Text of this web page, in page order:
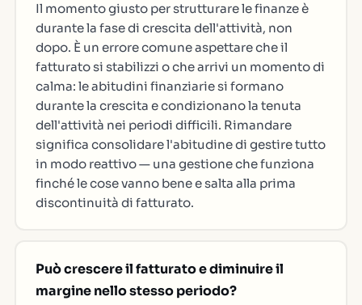
Il momento giusto per strutturare le finanze è
durante la fase di crescita dell'attività, non
dopo. È un errore comune aspettare che il
fatturato si stabilizzi o che arrivi un momento di
calma: le abitudini finanziarie si formano
durante la crescita e condizionano la tenuta
dell'attività nei periodi difficili. Rimandare
significa consolidare l'abitudine di gestire tutto
in modo reattivo — una gestione che funziona
finché le cose vanno bene e salta alla prima
discontinuità di fatturato.
Può crescere il fatturato e diminuire il
margine nello stesso periodo?